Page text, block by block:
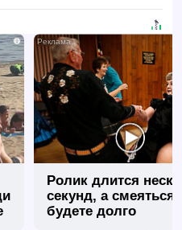
i
Ролик длится
секунд, а смеяться
будете долго